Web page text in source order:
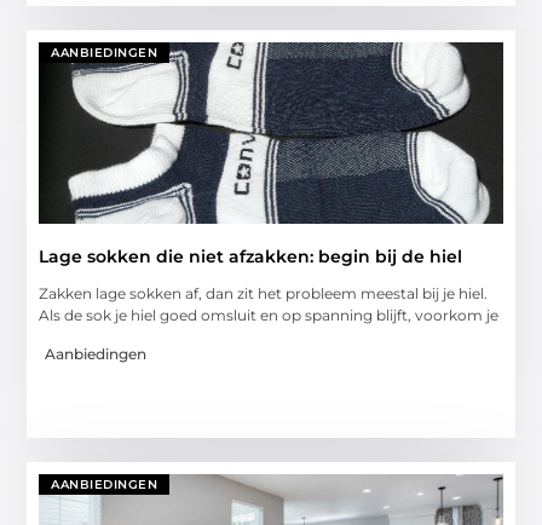
AANBIEDINGEN
Lage sokken die niet afzakken: begin bij de hiel
Zakken lage sokken af, dan zit het probleem meestal bij je hiel.
Als de sok je hiel goed omsluit en op spanning blijft, voorkom je
Aanbiedingen
AANBIEDINGEN